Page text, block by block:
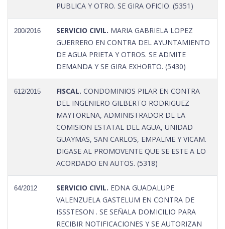
PUBLICA Y OTRO. SE GIRA OFICIO. (5351)
200/2016 SERVICIO CIVIL. MARIA GABRIELA LOPEZ
GUERRERO EN CONTRA DEL AYUNTAMIENTO
DE AGUA PRIETA Y OTROS. SE ADMITE
DEMANDA Y SE GIRA EXHORTO. (5430)
612/2015 FISCAL. CONDOMINIOS PILAR EN CONTRA
DEL INGENIERO GILBERTO RODRIGUEZ
MAYTORENA, ADMINISTRADOR DE LA
COMISION ESTATAL DEL AGUA, UNIDAD
GUAYMAS, SAN CARLOS, EMPALME Y VICAM.
DIGASE AL PROMOVENTE QUE SE ESTE A LO
ACORDADO EN AUTOS. (5318)
64/2012 SERVICIO CIVIL. EDNA GUADALUPE
VALENZUELA GASTELUM EN CONTRA DE
ISSSTESON . SE SEÑALA DOMICILIO PARA
RECIBIR NOTIFICACIONES Y SE AUTORIZAN